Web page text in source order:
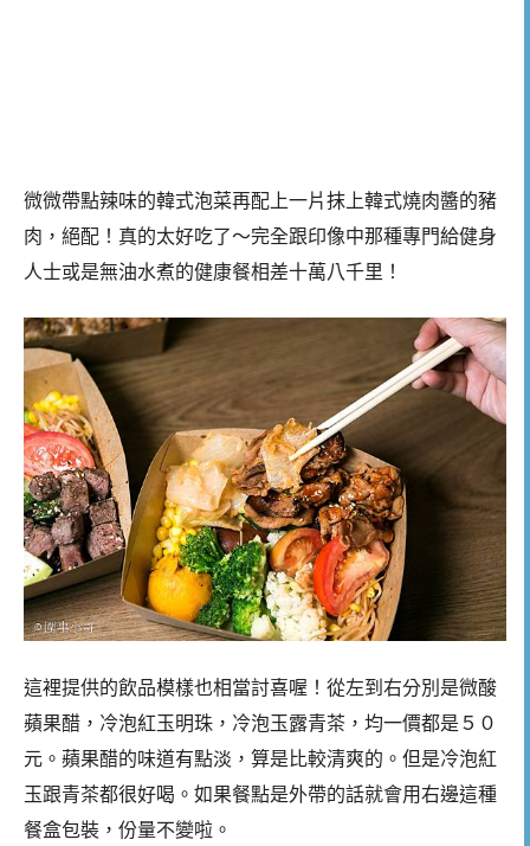
微微帶點辣味的韓式泡菜再配上一片抹上韓式燒肉醬的豬
肉，絕配！真的太好吃了～完全跟印像中那種專門給健身
人士或是無油水煮的健康餐相差十萬八千里！
這裡提供的飲品模樣也相當討喜喔！從左到右分別是微酸
蘋果醋，冷泡紅玉明珠，冷泡玉露青茶，均一價都是５０
元。蘋果醋的味道有點淡，算是比較清爽的。但是冷泡紅
玉跟青茶都很好喝。如果餐點是外帶的話就會用右邊這種
餐盒包裝，份量不變啦。